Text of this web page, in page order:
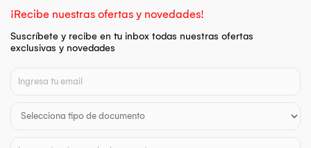
¡Recibe nuestras ofertas y novedades!
Suscríbete y recibe en tu inbox todas nuestras ofertas
exclusivas y novedades